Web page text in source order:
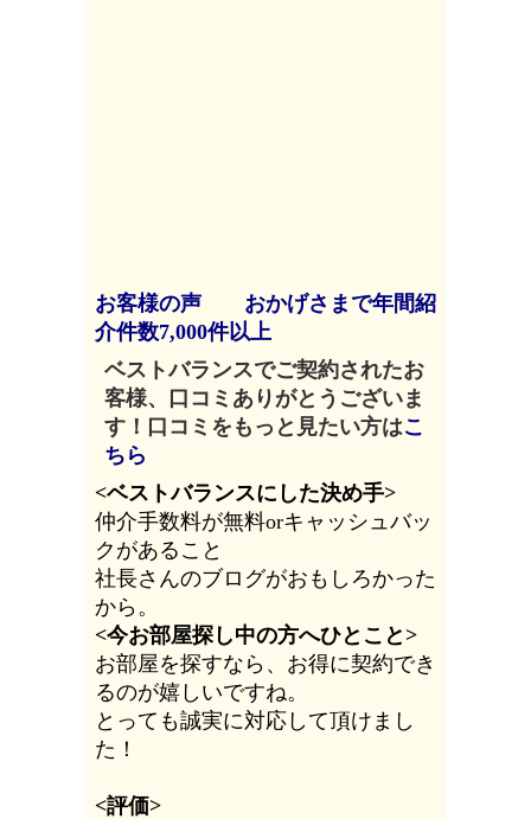
お客様の声 おかげさまで年間紹
介件数7,000件以上
ベストバランスでご契約されたお
客様、口コミありがとうございま
す！ 口コミをもっと見たい方はこ
ちら
<ベストバランスにした決め手>
仲介手数料が無料orキャッシュバッ
クがあること
社長さんのブログがおもしろかった
から。
<今お部屋探し中の方へひとこと>
お部屋を探すなら、お得に契約でき
るのが嬉しいですね。
とっても誠実に対応して頂けまし
た！
<評価>